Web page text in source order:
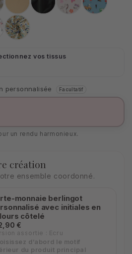
Lin
Noir
Licorne Chantier
Ptiwi
vos tissus
personnalisée Facultatif
un rendu harmonieux.
création
ensemble coordonné.
monnaie berlingot
avec initiales en
côtelé
€
assortie : Ecru
d’abord le motif
du produit principal